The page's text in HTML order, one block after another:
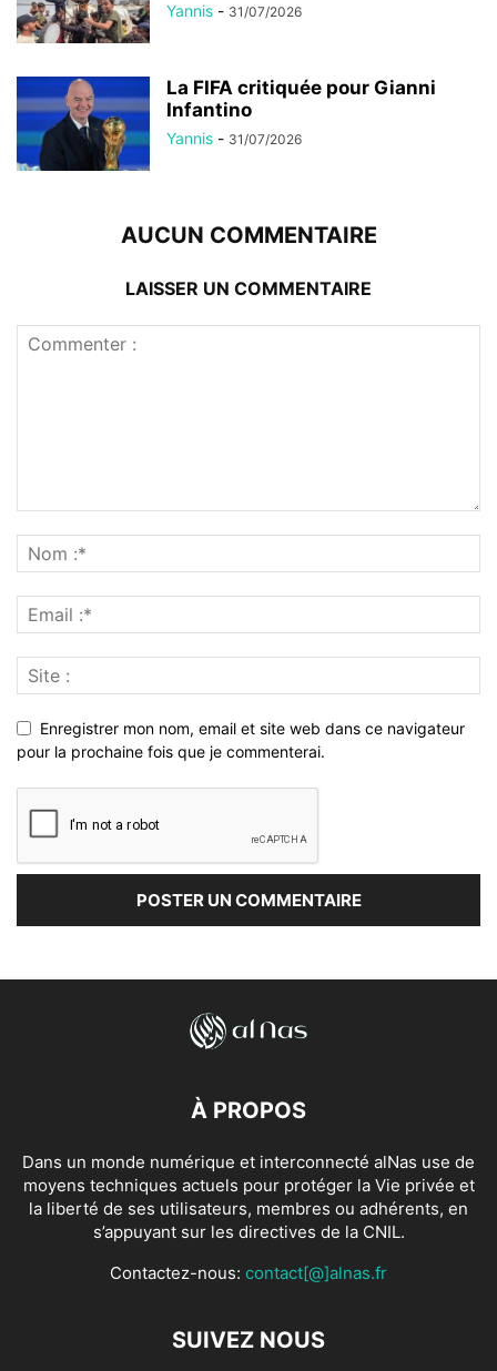
Yannis - 31/07/2026
La FIFA critiquée pour Gianni
Infantino
Yannis - 31/07/2026
AUCUN COMMENTAIRE
LAISSER UN COMMENTAIRE
Enregistrer mon nom, email et site web dans ce navigateur
pour la prochaine fois que je commenterai.
À PROPOS
Dans un monde numérique et interconnecté alNas use de
moyens techniques actuels pour protéger la Vie privée et
la liberté de ses utilisateurs, membres ou adhérents, en
s’appuyant sur les directives de la CNIL.
Contactez-nous: contact[@]alnas.fr
SUIVEZ NOUS